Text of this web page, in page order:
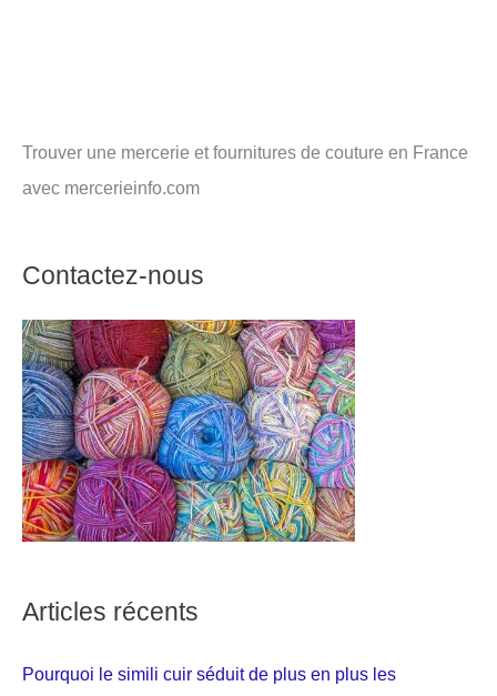
Trouver une mercerie et fournitures de couture en France
avec mercerieinfo.com
Contactez-nous
Articles récents
Pourquoi le simili cuir séduit de plus en plus les